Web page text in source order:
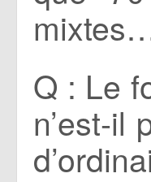
Q : Le
n’est-il